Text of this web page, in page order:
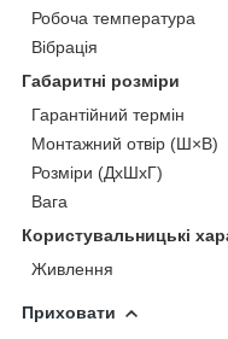
Робоча температура
Вібрація
Габаритні розміри
Гарантійний термін
Монтажний отвір (Ш×В)
Розміри (ДхШхГ)
Вага
Користувальницькі
Живлення
Приховати